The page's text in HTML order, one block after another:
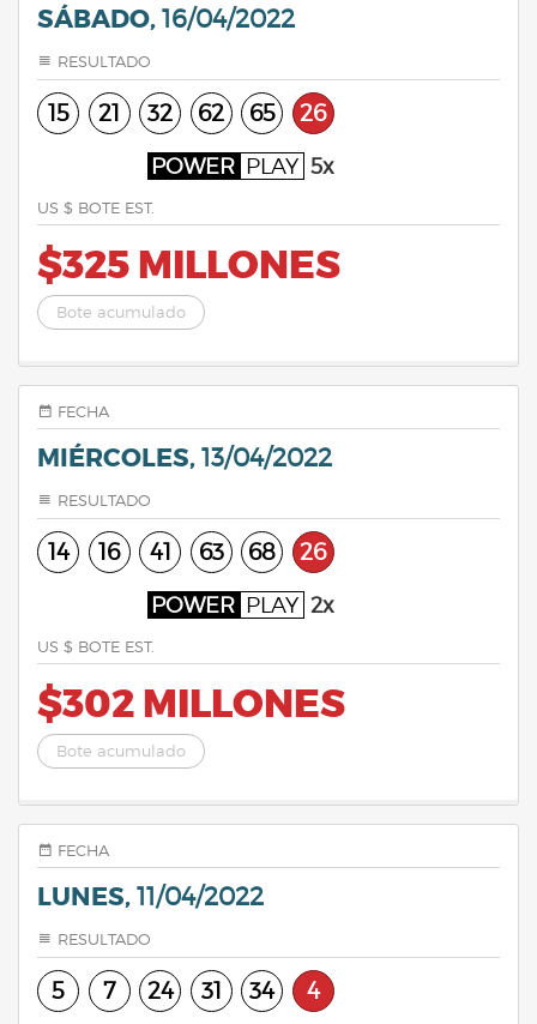
SÁBADO, 16/04/2022
RESULTADO
15 21 32 62 65 26
POWER PLAY 5x
US $ BOTE EST.
$325 MILLONES
Bote acumulado
FECHA
MIÉRCOLES, 13/04/2022
RESULTADO
14 16 41 63 68 26
POWER PLAY 2x
US $ BOTE EST.
$302 MILLONES
Bote acumulado
FECHA
LUNES, 11/04/2022
RESULTADO
5 7 24 31 34 4